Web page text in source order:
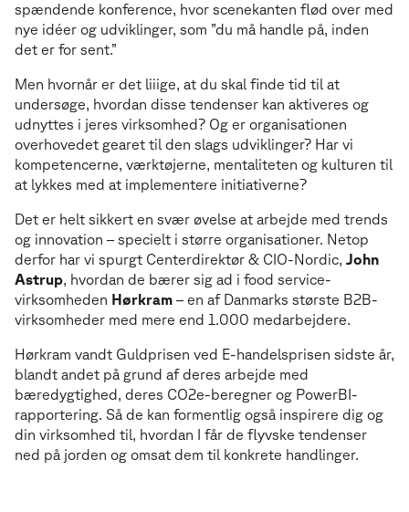
spændende konference, hvor scenekanten flød over med
nye idéer og udviklinger, som ”du må handle på, inden
det er for sent.”
Men hvornår er det liiige, at du skal finde tid til at
undersøge, hvordan disse tendenser kan aktiveres og
udnyttes i jeres virksomhed? Og er organisationen
overhovedet gearet til den slags udviklinger? Har vi
kompetencerne, værktøjerne, mentaliteten og kulturen til
at lykkes med at implementere initiativerne?
Det er helt sikkert en svær øvelse at arbejde med trends
og innovation – specielt i større organisationer. Netop
derfor har vi spurgt Centerdirektør & CIO-Nordic, John
Astrup, hvordan de bærer sig ad i food service-
virksomheden Hørkram – en af Danmarks største B2B-
virksomheder med mere end 1.000 medarbejdere.
Hørkram vandt Guldprisen ved E-handelsprisen sidste år,
blandt andet på grund af deres arbejde med
bæredygtighed, deres CO2e-beregner og PowerBI-
rapportering. Så de kan formentlig også inspirere dig og
din virksomhed til, hvordan I får de flyvske tendenser
ned på jorden og omsat dem til konkrete handlinger.